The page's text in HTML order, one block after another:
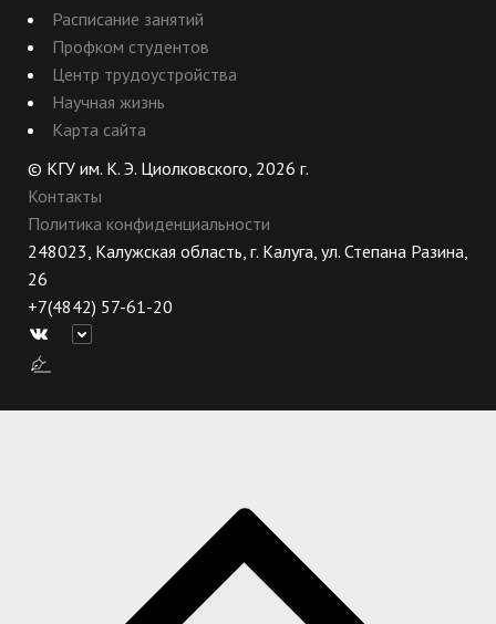
Расписание занятий
Профком студентов
Центр трудоустройства
Научная жизнь
Карта сайта
© КГУ им. К. Э. Циолковского, 2026 г.
Контакты
Политика конфиденциальности
248023, Калужская область, г. Калуга, ул. Степана Разина,
26
+7(4842) 57-61-20